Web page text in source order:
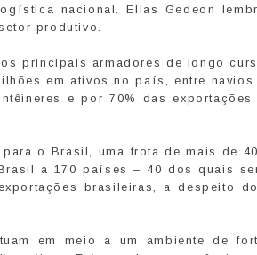
nacional. Elias Gedeon
produtivo.
principais armadores de longo
em ativos no país, entre navios
e por 70% das exportações
o Brasil, uma frota de mais de
a 170 países – 40 dos quais
brasileiras, a despeito
em meio a um ambiente de